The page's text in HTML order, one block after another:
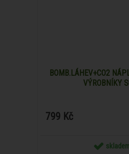
BOMB.LÁHEV+CO2
VÝROBNÍKY
799 Kč